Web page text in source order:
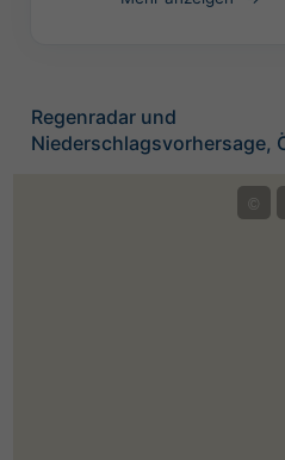
Regenradar und
Niederschlagsvorhersage,
©